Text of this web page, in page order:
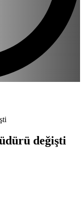
değişti